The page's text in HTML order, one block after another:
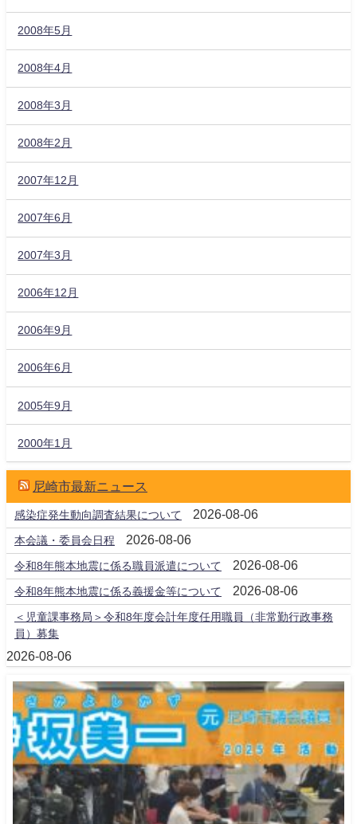
2008年5月
2008年4月
2008年3月
2008年2月
2007年12月
2007年6月
2007年3月
2006年12月
2006年9月
2006年6月
2005年9月
2000年1月
尼崎市最新ニュース
感染症発生動向調査結果について 2026-08-06
本会議・委員会日程 2026-08-06
令和8年熊本地震に係る職員派遣について 2026-08-06
令和8年熊本地震に係る義援金等について 2026-08-06
＜児童課事務局＞令和8年度会計年度任用職員（非常勤行政事務
員）募集
2026-08-06